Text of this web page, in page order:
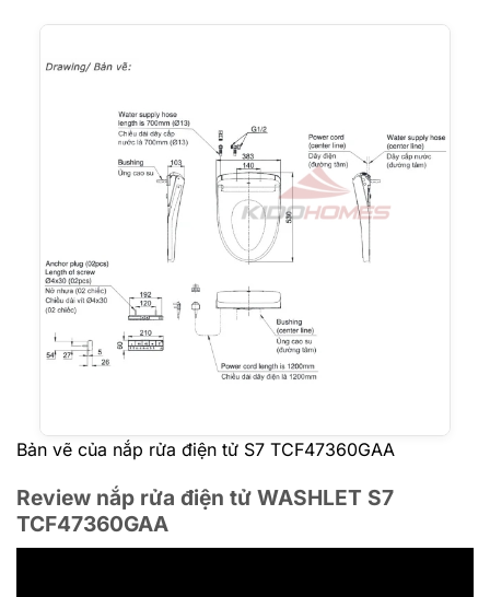
Bản vẽ của nắp rửa điện tử S7 TCF47360GAA
Review nắp rửa điện tử WASHLET S7
TCF47360GAA